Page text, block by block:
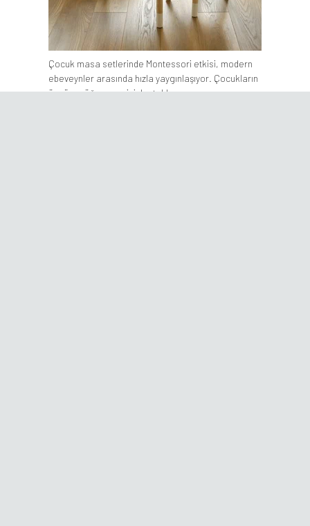
Çocuk masa setlerinde Montessori etkisi, modern
ebeveynler arasında hızla yaygınlaşıyor. Çocukların
özgürce öğrenmesini destekler.